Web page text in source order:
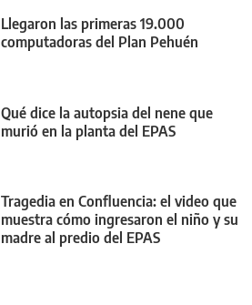
Llegaron las primeras 19.000
computadoras del Plan Pehuén
Qué dice la autopsia del nene que
murió en la planta del EPAS
Tragedia en Confluencia: el video que
muestra cómo ingresaron el niño y su
madre al predio del EPAS